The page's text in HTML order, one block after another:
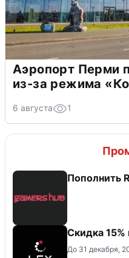
Аэропорт Перми
из-за режима
6 августа 1
Пополнить
Скидка 15%
До 31 декабря,